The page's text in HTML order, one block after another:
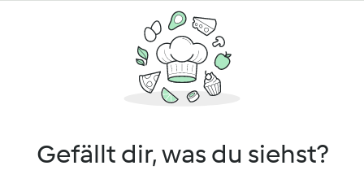
Gefällt dir, was du siehst?